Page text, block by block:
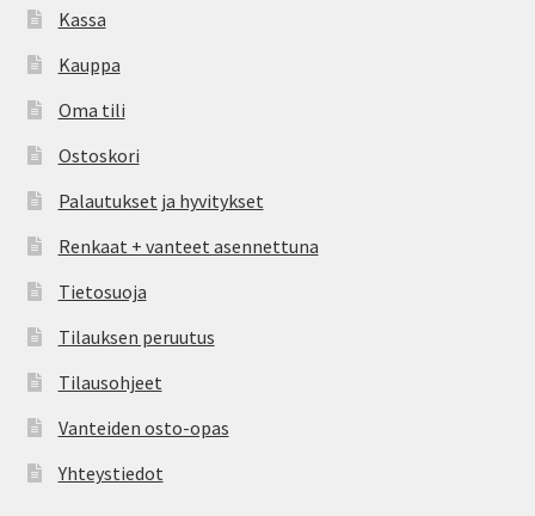
Kassa
Kauppa
Oma tili
Ostoskori
Palautukset ja hyvitykset
Renkaat + vanteet asennettuna
Tietosuoja
Tilauksen peruutus
Tilausohjeet
Vanteiden osto-opas
Yhteystiedot